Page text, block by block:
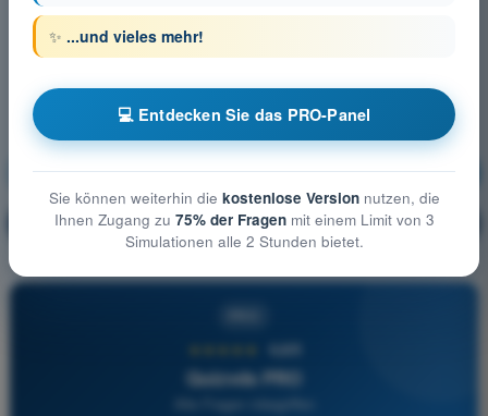
Luftrecht Ausbildung!
🔒 PRO Erläuterung der Frage
4,6/5
Quizvds PRO
Alle Fragen inbegriffen
✨ ...und vieles mehr!
💻 Entdecken Sie das PRO-Panel
Sie können weiterhin die kostenlose Versionnutzen, die
Ihnen Zugang zu 75% der Fragenmit einem Limit von 3
Simulationen alle 2 Stunden bietet.